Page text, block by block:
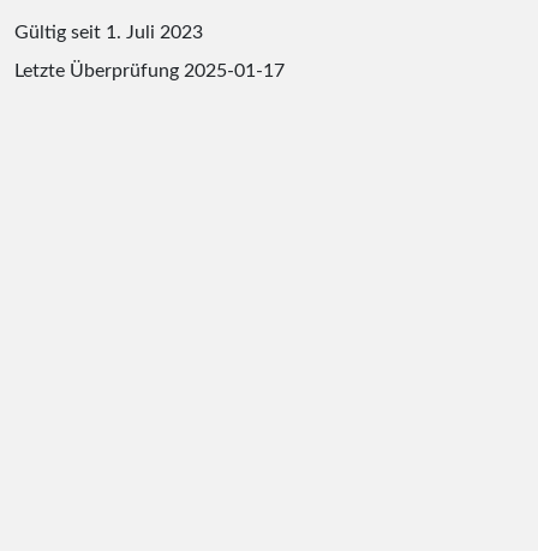
Gültig seit 1. Juli 2023
Letzte Überprüfung 2025-01-17